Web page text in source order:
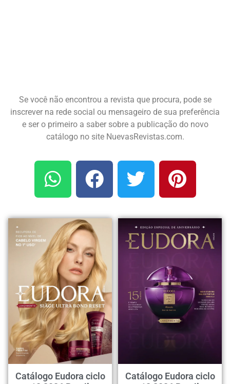
Se você não encontrou a revista que procura, pode se
inscrever na rede social ou mensageiro de sua preferência
e ser o primeiro a saber sobre a publicação do novo
catálogo no site NuevasRevistas.com.
Catálogo Eudora ciclo
Catálogo Eudora ciclo